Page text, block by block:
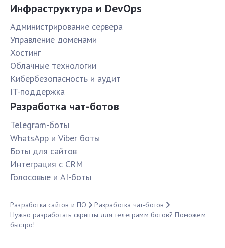
Инфраструктура и DevOps
Администрирование сервера
Управление доменами
Хостинг
Облачные технологии
Кибербезопасность и аудит
IT-поддержка
Разработка чат-ботов
Telegram-боты
WhatsApp и Viber боты
Боты для сайтов
Интеграция с CRM
Голосовые и AI-боты
Разработка сайтов и ПО
Разработка чат-ботов
Нужно разработать скрипты для телеграмм ботов? Поможем
быстро!